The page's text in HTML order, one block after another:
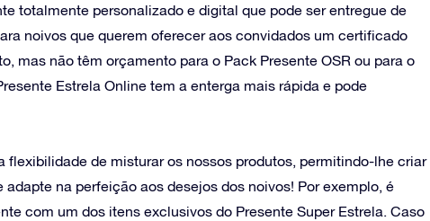
totalmente personalizado e digital que pode ser entregue de
noivos que querem oferecer aos convidados um certificado
mas não têm orçamento para o Pack Presente OSR ou para o
Estrela Online tem a enterga mais rápida e pode
flexibilidade de misturar os nossos produtos, permitindo-lhe criar
na perfeição aos desejos dos noivos! Por exemplo, é
com um dos itens exclusivos do Presente Super Estrela. Caso